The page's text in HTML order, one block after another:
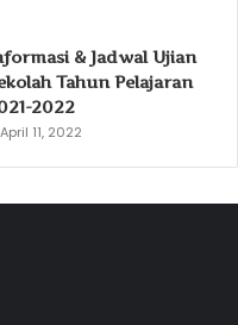
& Jadwal Ujian
Tahun Pelajaran
2022
April 11, 2022